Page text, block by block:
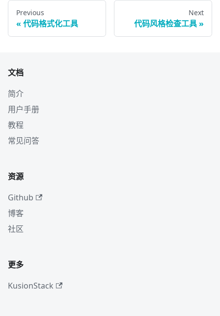
Previous
代码格式化工具
Next
代码风格检查工具
文档
简介
用户手册
教程
常见问答
资源
Github
博客
社区
更多
KusionStack